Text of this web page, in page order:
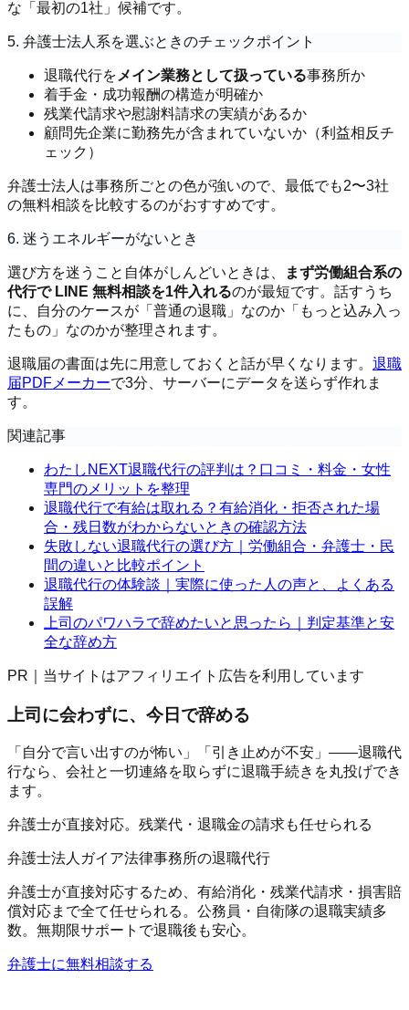
な「最初の1社」候補です。
5. 弁護士法人系を選ぶときのチェックポイント
退職代行を メイン業務として扱っている事務所か
着手金・成功報酬の構造が明確か
残業代請求や慰謝料請求の実績があるか
顧問先企業に勤務先が含まれていないか（利益相反チ
ェック）
弁護士法人は事務所ごとの色が強いので、最低でも2〜3社
の無料相談を比較するのがおすすめです。
6. 迷うエネルギーがないとき
選び方を迷うこと自体がしんどいときは、
まず労働組合系の
代行で LINE 無料相談を1件入れるのが最短です。話すうち
に、自分のケースが「普通の退職」なのか「もっと込み入っ
たもの」なのかが整理されます。
退職届の書面は先に用意しておくと話が早くなります。 退職
届PDFメーカーで3分、サーバーにデータを送らず作れま
す。
関連記事
わたしNEXT退職代行の評判は？口コミ・料金・女性
専門のメリットを整理
退職代行で有給は取れる？有給消化・拒否された場
合・残日数がわからないときの確認方法
失敗しない退職代行の選び方｜労働組合・弁護士・民
間の違いと比較ポイント
退職代行の体験談｜実際に使った人の声と、よくある
誤解
上司のパワハラで辞めたいと思ったら｜判定基準と安
全な辞め方
PR｜当サイトはアフィリエイト広告を利用しています
上司に会わずに、今日で辞める
「自分で言い出すのが怖い」「引き止めが不安」——退職代
行なら、会社と一切連絡を取らずに退職手続きを丸投げでき
ます。
弁護士が直接対応。残業代・退職金の請求も任せられる
弁護士法人ガイア法律事務所の退職代行
弁護士が直接対応するため、有給消化・残業代請求・損害賠
償対応まで全て任せられる。公務員・自衛隊の退職実績多
数。無期限サポートで退職後も安心。
弁護士に無料相談する